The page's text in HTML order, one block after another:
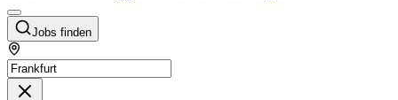
Jobs finden